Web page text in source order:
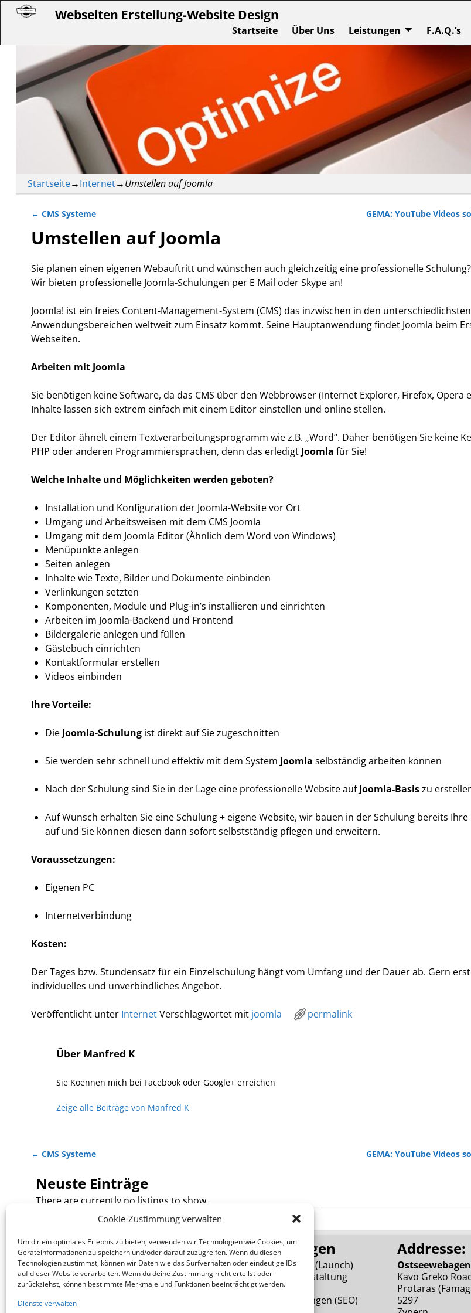
Cookie-Zustimmung verwalten
Um dir ein optimales Erlebnis zu bieten, verwenden wir Technologien wie Cookies, um
Geräteinformationen zu speichern und/oder darauf zuzugreifen. Wenn du diesen
Technologien zustimmst, können wir Daten wie das Surfverhalten oder eindeutige IDs
auf dieser Website verarbeiten. Wenn du deine Zustimmung nicht erteilst oder
zurückziehst, können bestimmte Merkmale und Funktionen beeinträchtigt werden.
Dienste verwalten
Webseiten Erstellung-Website Design
Startseite Über Uns Leistungen F.A.Q.’s
Startseite→Internet→Umstellen auf Joomla
← CMS Systeme GEMA: YouTube Videos
Umstellen auf Joomla
Sie planen einen eigenen Webauftritt und wünschen auch gleichzeitig eine professionelle Schulung?
Wir bieten professionelle Joomla-Schulungen per E Mail oder Skype an!
Joomla! ist ein freies Content-Management-System (CMS) das inzwischen in den unterschiedlichsten
Anwendungsbereichen weltweit zum Einsatz kommt. Seine Hauptanwendung findet Joomla beim
Webseiten.
Arbeiten mit Joomla
Sie benötigen keine Software, da das CMS über den Webbrowser (Internet Explorer, Firefox, Opera
Inhalte lassen sich extrem einfach mit einem Editor einstellen und online stellen.
Der Editor ähnelt einem Textverarbeitungsprogramm wie z.B. „Word“. Daher benötigen Sie keine
PHP oder anderen Programmiersprachen, denn das erledigt Joomla für Sie!
Welche Inhalte und Möglichkeiten werden geboten?
Installation und Konfiguration der Joomla-Website vor Ort
Umgang und Arbeitsweisen mit dem CMS Joomla
Umgang mit dem Joomla Editor (Ähnlich dem Word von Windows)
Menüpunkte anlegen
Seiten anlegen
Inhalte wie Texte, Bilder und Dokumente einbinden
Verlinkungen setzten
Komponenten, Module und Plug-in’s installieren und einrichten
Arbeiten im Joomla-Backend und Frontend
Bildergalerie anlegen und füllen
Gästebuch einrichten
Kontaktformular erstellen
Videos einbinden
Ihre Vorteile:
Die Joomla-Schulungist direkt auf Sie zugeschnitten
Sie werden sehr schnell und effektiv mit dem System Joomla selbständig arbeiten können
Nach der Schulung sind Sie in der Lage eine professionelle Website aufJoomla-Basiszu
Auf Wunsch erhalten Sie eine Schulung + eigene Website, wir bauen in der Schulung bereits
auf und Sie können diesen dann sofort selbstständig pflegen und erweitern.
Voraussetzungen:
Eigenen PC
Internetverbindung
Kosten:
Der Tages bzw. Stundensatz für ein Einzelschulung hängt vom Umfang und der Dauer ab. Gern
individuelles und unverbindliches Angebot.
Veröffentlicht unter InternetVerschlagwortet mit joomla permalink
Über Manfred K
Sie Koennen mich bei Facebook oder Google+ erreichen
Zeige alle Beiträge von Manfred K
← CMS Systeme GEMA: YouTube Videos
Neuste Einträge
There are currently no listings to show.
Legales
Impressum
Cookie-Richtlinien
Haftungsausschluss
Datenschutzerklärung
Dienstleistungen
Neues Webdesign (Launch)
Webdesign Umgestaltung
(Relaunch)
Bessere Platzierungen (SEO)
Addresse:
Kavo Greko
Protaras
5297